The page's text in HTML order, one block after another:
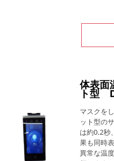
体表
ト型
マスクを
ット型の
は約0.2秒
果も同時
異常な温